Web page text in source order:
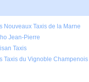
Nouveaux Taxis de la Marne
Jean-Pierre
Taxis
Taxis du Vignoble Champenois